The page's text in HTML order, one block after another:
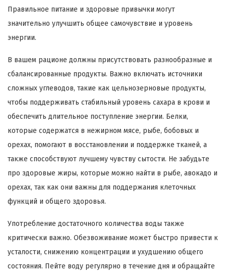
Правильное питание и здоровые привычки могут
значительно улучшить общее самочувствие и уровень
энергии.
В вашем рационе должны присутствовать разнообразные и
сбалансированные продукты. Важно включать источники
сложных углеводов, такие как цельнозерновые продукты,
чтобы поддерживать стабильный уровень сахара в крови и
обеспечить длительное поступление энергии. Белки,
которые содержатся в нежирном мясе, рыбе, бобовых и
орехах, помогают в восстановлении и поддержке тканей, а
также способствуют лучшему чувству сытости. Не забудьте
про здоровые жиры, которые можно найти в рыбе, авокадо и
орехах, так как они важны для поддержания клеточных
функций и общего здоровья.
Употребление достаточного количества воды также
критически важно. Обезвоживание может быстро привести к
усталости, снижению концентрации и ухудшению общего
состояния. Пейте воду регулярно в течение дня и обращайте